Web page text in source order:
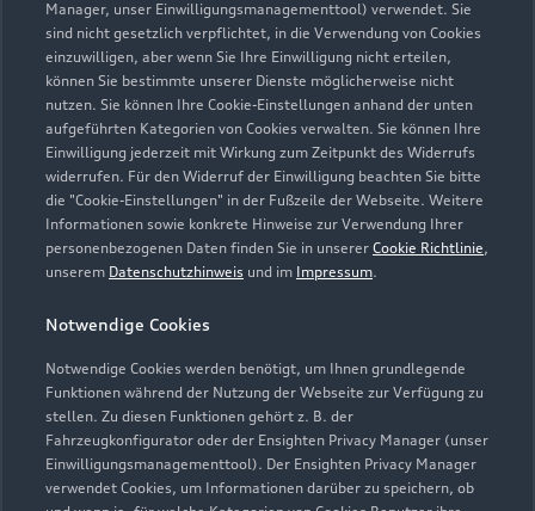
Manager, unser Einwilligungsmanagementtool) verwendet. Sie
sind nicht gesetzlich verpflichtet, in die Verwendung von Cookies
einzuwilligen, aber wenn Sie Ihre Einwilligung nicht erteilen,
können Sie bestimmte unserer Dienste möglicherweise nicht
nutzen. Sie können Ihre Cookie-Einstellungen anhand der unten
aufgeführten Kategorien von Cookies verwalten. Sie können Ihre
Einwilligung jederzeit mit Wirkung zum Zeitpunkt des Widerrufs
widerrufen. Für den Widerruf der Einwilligung beachten Sie bitte
die "Cookie-Einstellungen" in der Fußzeile der Webseite. Weitere
Informationen sowie konkrete Hinweise zur Verwendung Ihrer
personenbezogenen Daten finden Sie in unserer Cookie Richtlinie,
unserem Datenschutzhinweis und im Impressum.
Notwendige Cookies
Notwendige Cookies werden benötigt, um Ihnen grundlegende
Funktionen während der Nutzung der Webseite zur Verfügung zu
stellen. Zu diesen Funktionen gehört z. B. der
Fahrzeugkonfigurator oder der Ensighten Privacy Manager (unser
Einwilligungsmanagementtool). Der Ensighten Privacy Manager
verwendet Cookies, um Informationen darüber zu speichern, ob
Geseker Straße 41
33154 Salzkotten
05258 98650
info@niggemeier.de
Kontaktdaten herunterladen